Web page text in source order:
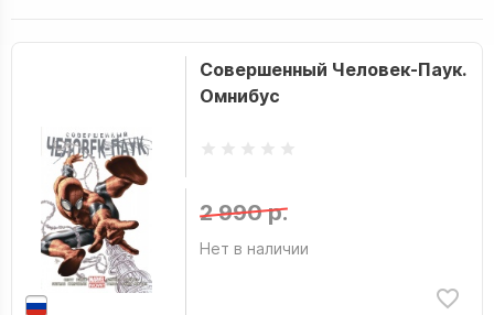
Совершенный Человек-Паук.
Омнибус
2 990 р.
Нет в наличии